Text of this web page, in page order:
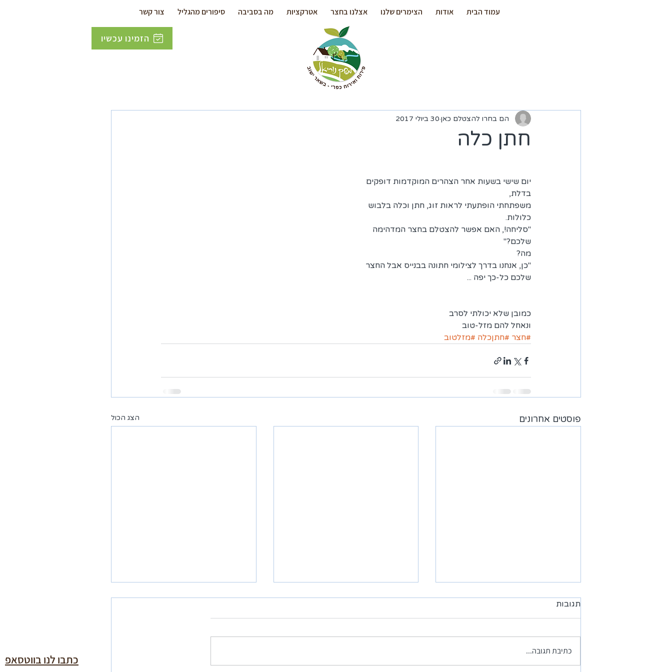
עמוד הבית אודות הצימרים שלנו אצלנו בחצר אטרקציות מה בסביבה סיפורים מהגליל צור קשר
הזמינו עכשיו
חתן כלה
הם בחרו להצטלם כאן 30 ביולי 2017
יום שישי בשעות אחר הצהרים המוקדמות דופקים
בדלת,
משפתחתי הופתעתי לראות זוג, חתן וכלה בלבוש
כלולות.
"סליחה!, האם אפשר להצטלם בחצר המדהימה
שלכם?"
מה?
"כן, אנחנו בדרך לצילומי חתונה בבנייס אבל החצר
שלכם כל-כך יפה ...
כמובן שלא יכולתי לסרב
ונאחל להם מזל-טוב
#חצר #חתןכלה #מזלטוב
פוסטים אחרונים הצג הכול
תגובות
כתיבת תגובה...
כתבו לנו בווטסאפ